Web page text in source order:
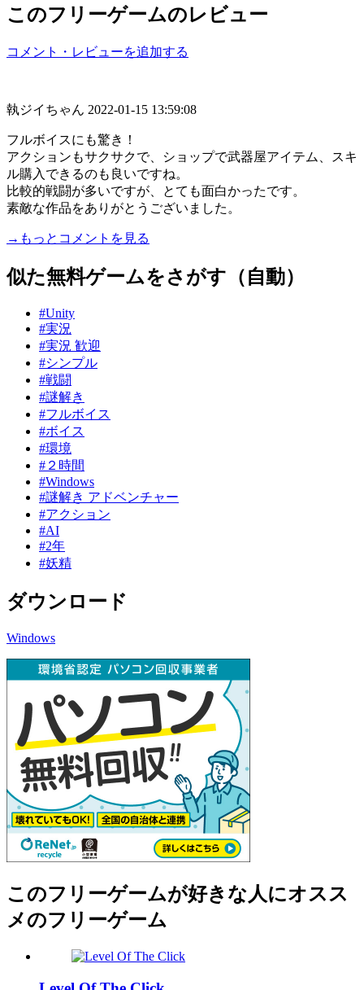
このフリーゲームのレビュー
コメント・レビューを追加する
執ジイちゃん 2022-01-15 13:59:08
フルボイスにも驚き！
アクションもサクサクで、ショップで武器屋アイテム、スキ
ル購入できるのも良いですね。
比較的戦闘が多いですが、とても面白かったです。
素敵な作品をありがとうございました。
→もっとコメントを見る
似た無料ゲームをさがす（自動）
#Unity
#実況
#実況 歓迎
#シンプル
#戦闘
#謎解き
#フルボイス
#ボイス
#環境
#２時間
#Windows
#謎解き アドベンチャー
#アクション
#AI
#2年
#妖精
ダウンロード
Windows
このフリーゲームが好きな人にオスス
メのフリーゲーム